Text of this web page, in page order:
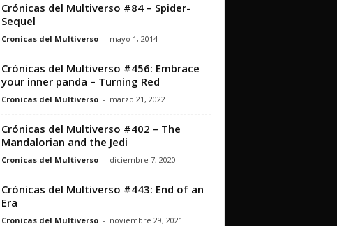
Crónicas del Multiverso #84 – Spider-
Sequel
Cronicas del Multiverso - mayo 1, 2014
Crónicas del Multiverso #456: Embrace
your inner panda – Turning Red
Cronicas del Multiverso - marzo 21, 2022
Crónicas del Multiverso #402 – The
Mandalorian and the Jedi
Cronicas del Multiverso - diciembre 7, 2020
Crónicas del Multiverso #443: End of an
Era
Cronicas del Multiverso - noviembre 29, 2021